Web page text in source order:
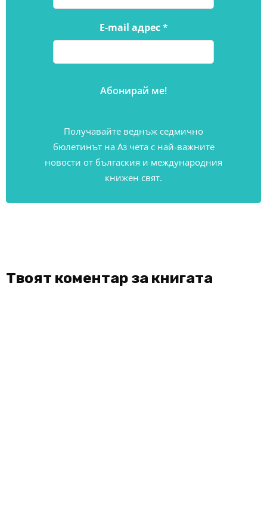
E-mail адрес*
Получавайте веднъж седмично
бюлетинът на Аз чета с най-важните
новости от бългаския и международния
книжен свят.
Твоят коментар за книгата